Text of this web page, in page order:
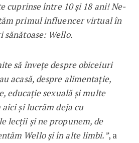
cuprinse între 10 și 18 ani! Ne-
primul influencer virtual în
sănătoase: Wello.
să învețe despre obiceiuri
acasă, despre alimentație,
educație sexuală și multe
și lucrăm deja cu
lecții și ne propunem, de
Wello și în alte limbi.”, a